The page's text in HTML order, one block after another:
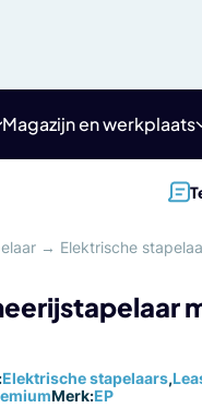
Magazijn en werkplaats
→ Elektrische
Elektrische stapelaars,
Merk:EP